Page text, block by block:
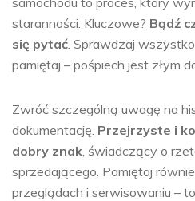
staranności. Kluczowe? Bądź
się pytać . Sprawdzaj
pamiętaj – pośpiech jest złym
Zwróć szczególną uwagę na
dokumentację. Przejrzyste i
dobry znak , świadczący o
sprzedającego. Pamiętaj
przeglądach i serwisowaniu –